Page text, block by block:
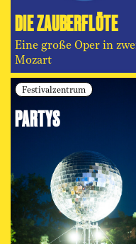
DIE ZAUBERFLÖTE
Eine große Oper in
Mozart
Festivalzentrum
PARTYS